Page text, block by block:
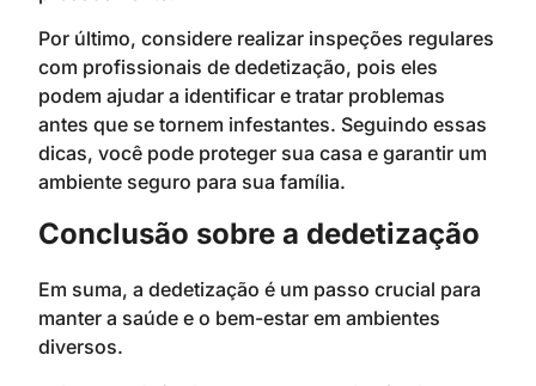
Por último, considere realizar inspeções regulares
com profissionais de dedetização, pois eles
podem ajudar a identificar e tratar problemas
antes que se tornem infestantes. Seguindo essas
dicas, você pode proteger sua casa e garantir um
ambiente seguro para sua família.
Conclusão sobre a dedetização
Em suma, a dedetização é um passo crucial para
manter a saúde e o bem-estar em ambientes
diversos.